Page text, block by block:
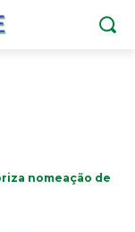
nomeação de